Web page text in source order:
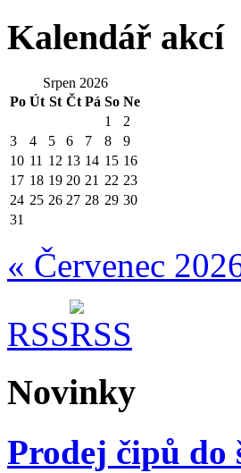
Kalendář akcí
Srpen 2026
Po Út St Čt Pá So Ne
1
2
3
4 5 6 7 8
9
10 11 12 13 14 15 16
17 18 19 20 21 22 23
24 25 26 27 28 29 30
31
« Červenec
RSS
Novinky
Prodej čipů